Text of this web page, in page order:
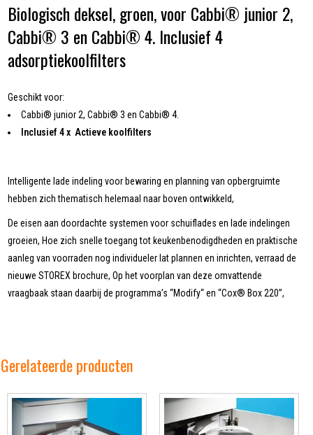
Biologisch deksel, groen, voor Cabbi® junior 2,
Cabbi® 3 en Cabbi® 4. Inclusief 4
adsorptiekoolfilters
Geschikt voor:
Cabbi® junior 2, Cabbi® 3 en Cabbi® 4.
Inclusief 4 x Actieve koolfilters
Intelligente lade indeling voor bewaring en planning van opbergruimte
hebben zich thematisch helemaal naar boven ontwikkeld,
De eisen aan doordachte systemen voor schuiflades en lade indelingen
groeien, Hoe zich snelle toegang tot keukenbenodigdheden en praktische
aanleg van voorraden nog individueler lat plannen en inrichten, verraad de
nieuwe STOREX brochure, Op het voorplan van deze omvattende
vraagbaak staan daarbij de programma’s “Modify“ en “Cox® Box 220”,
Gerelateerde producten